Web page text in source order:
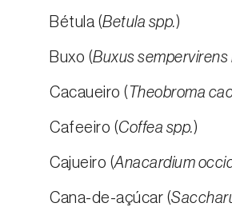
Bétula (Betula spp.)
Buxo (Buxus sempervirens
Cacaueiro ( Theobroma
Cafeeiro (Coffea spp.)
Cajueiro (Anacardium
Cana-de-açúcar (